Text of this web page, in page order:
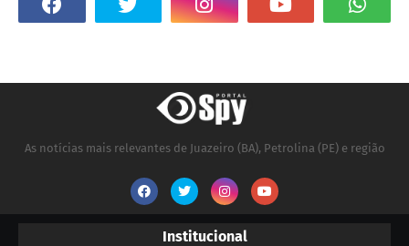
As notícias mais relevantes de Juazeiro (BA), Petrolina (PE) e região
Institucional